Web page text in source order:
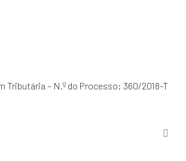
Tributária – N.º do Processo: 360/2018-T